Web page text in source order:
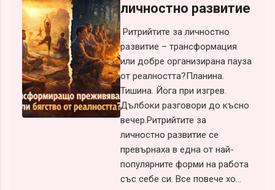
личностно развитие
Ритрийтите за личностно
развитие – трансформация
или добре организирана пауза
от реалността?Планина.
Тишина. Йога при изгрев.
Дълбоки разговори до късно
вечер.Ритрийтите за
личностно развитие се
превърнаха в една от най-
популярните форми на работа
със себе си. Все повече хо...